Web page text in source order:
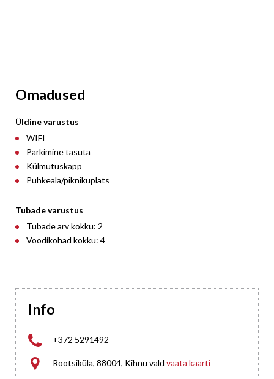
Omadused
Üldine varustus
WIFI
Parkimine tasuta
Külmutuskapp
Puhkeala/piknikuplats
Tubade varustus
Tubade arv kokku: 2
Voodikohad kokku: 4
Info
 +372 5291492
 Rootsiküla, 88004, Kihnu vald vaata kaarti